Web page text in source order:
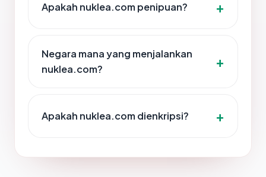
Apakah nuklea.com penipuan?
Negara mana yang menjalankan
nuklea.com?
Apakah nuklea.com dienkripsi?